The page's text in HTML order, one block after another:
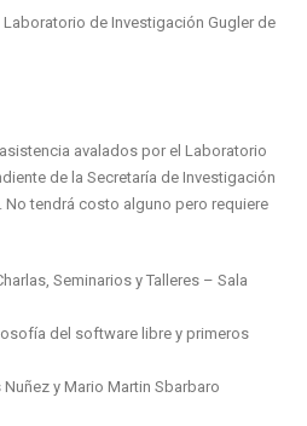
Laboratorio de Investigación Gugler de
avalados por el Laboratorio
de la Secretaría de Investigación
No tendrá costo alguno pero requiere
Seminarios y Talleres – Sala
del software libre y primeros
y Mario Martin Sbarbaro